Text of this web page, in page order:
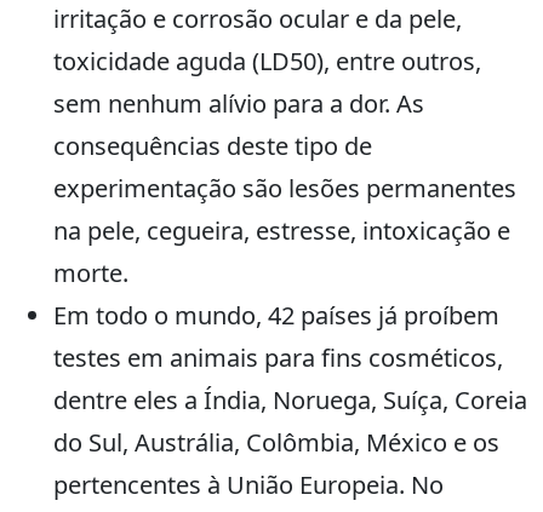
irritação e corrosão ocular e da pele,
toxicidade aguda (LD50), entre outros,
sem nenhum alívio para a dor. As
consequências deste tipo de
experimentação são lesões permanentes
na pele, cegueira, estresse, intoxicação e
morte.
Em todo o mundo, 42 países já proíbem
testes em animais para fins cosméticos,
dentre eles a Índia, Noruega, Suíça, Coreia
do Sul, Austrália, Colômbia, México e os
pertencentes à União Europeia. No